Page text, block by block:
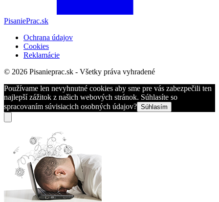
PisaniePrac.sk
Ochrana údajov
Cookies
Reklamácie
© 2026 Pisanieprac.sk - Všetky práva vyhradené
Používame len nevyhnutné cookies aby sme pre vás zabezpečili ten
najlepší zážitok z našich webových stránok. Súhlasíte so
spracovaním súvisiacich osobných údajov? Súhlasím